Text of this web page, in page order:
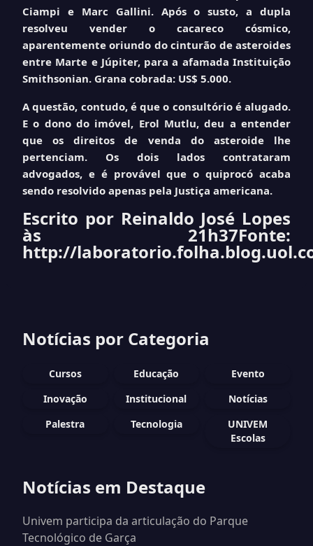
Ciampi e Marc Gallini. Após o susto, a dupla
resolveu vender o cacareco cósmico,
aparentemente oriundo do cinturão de asteroides
entre Marte e Júpiter, para a afamada Instituição
Smithsonian. Grana cobrada: US$ 5.000.
A questão, contudo, é que o consultório é alugado.
E o dono do imóvel, Erol Mutlu, deu a entender
que os direitos de venda do asteroide lhe
pertenciam. Os dois lados contrataram
advogados, e é provável que o quiprocó acaba
sendo resolvido apenas pela Justiça americana.
Escrito por Reinaldo José Lopes
às 21h37Fonte:
http://
Notícias por Categoria
Cursos Educação
Evento
Inovação
Institucional
Notícias
Palestra
Tecnologia
UNIVEM
Escolas
Notícias em Destaque
Univem participa da articulação do Parque
Tecnológico de Garça